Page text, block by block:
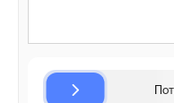
Кемалем Джошкунозом и
турецких
систем отопления,